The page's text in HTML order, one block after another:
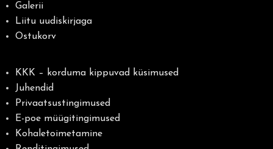
Galerii
Liitu uudiskirjaga
Ostukorv
KKK – korduma kippuvad küsimused
Juhendid
Privaatsustingimused
E-poe müügitingimused
Kohaletoimetamine